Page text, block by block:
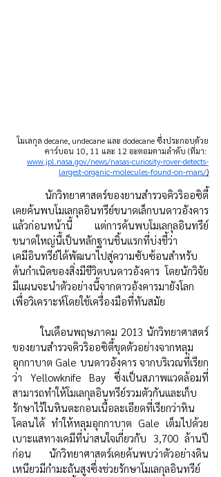
โมเลกุล decane, undecane และ dodecane ซึ่งประกอบด้วย
คาร์บอน 10, 11 และ 12 อะตอมตามลำดับ (ที่มา:
www.jpl.nasa.gov/news/nasas-curiosity-rover-detects-
largest-organic-molecules-found-on-mars/)
เคยค้นพบโมเลกุลอินทรีย์ขนาดเล็กบนดาวอังคาร
แล้วก่อนหน้านี้ แต่การค้นพบโมเลกุลอินทรีย์
ขนาดใหญ่นี้เป็นหลักฐานชิ้นแรกที่บ่งชี้ว่า
เคมีอินทรีย์ได้พัฒนาไปสู่ความซับซ้อนสำหรับ
ต้นกำเนิดของสิ่งมีชีวิตบนดาวอังคาร โดยนักวิจัย
มีแผนจะนำตัวอย่างนี้จากดาวอังคารมายังโลก
เพื่อวิเคราะห์โดยใช้เครื่องมือที่ทันสมัย
	ในเดือนพฤษภาคม 2013 นักวิทยาศาสตร์
ของยานสำรวจคิวริออซิตี้ขุดตัวอย่างจากหลุม
อุกกาบาต Gale บนดาวอังคาร จากบริเวณที่เรียก
ว่า Yellowknife Bay ซึ่งเป็นสภาพแวดล้อมที่
สามารถทำให้โมเลกุลอินทรีย์รวมตัวกันและเก็บ
รักษาไว้ในหินตะกอนเนื้อละเอียดที่เรียกว่าหิน
โคลนได้ ทำให้หลุมอุกกาบาต Gale เต็มไปด้วย
เบาะแสทางเคมีที่น่าสนใจเกี่ยวกับ 3,700 ล้านปี
ก่อน นักวิทยาศาสตร์เคยค้นพบว่าตัวอย่างดิน
เหนียวมีกำมะถันสูงซึ่งช่วยรักษาโมเลกุลอินทรีย์